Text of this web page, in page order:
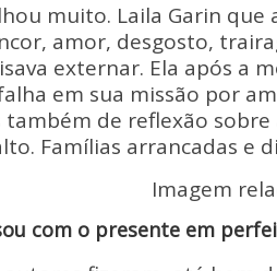
muito. Laila Garin
amor, desgosto,
externar. Ela após a
em sua missão por
também de reflexão
Famílias arrancadas e
com o presente em